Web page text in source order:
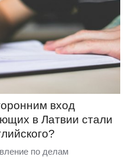
вход
в Латвии стали
по делам